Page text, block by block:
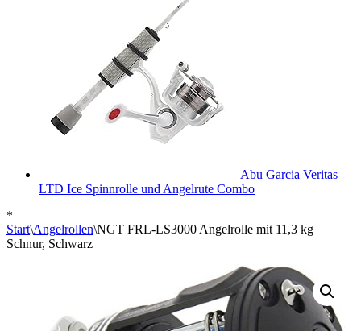
Abu Garcia Veritas
LTD Ice Spinnrolle und Angelrute Combo
*
Start\Angelrollen\NGT FRL-LS3000 Angelrolle mit 11,3 kg
Schnur, Schwarz